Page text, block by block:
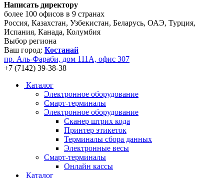
Написать директору
более 100 офисов в 9 странах
Россия, Казахстан, Узбекистан, Беларусь, ОАЭ, Турция,
Испания, Канада, Колумбия
Выбор региона
Ваш город: Костанай
пр. Аль-Фараби, дом 111А, офис 307
+7 (7142) 39-38-38
Каталог
Электронное оборудование
Смарт-терминалы
Электронное оборудование
Сканер штрих кода
Принтер этикеток
Терминалы сбора данных
Электронные весы
Смарт-терминалы
Онлайн кассы
Каталог